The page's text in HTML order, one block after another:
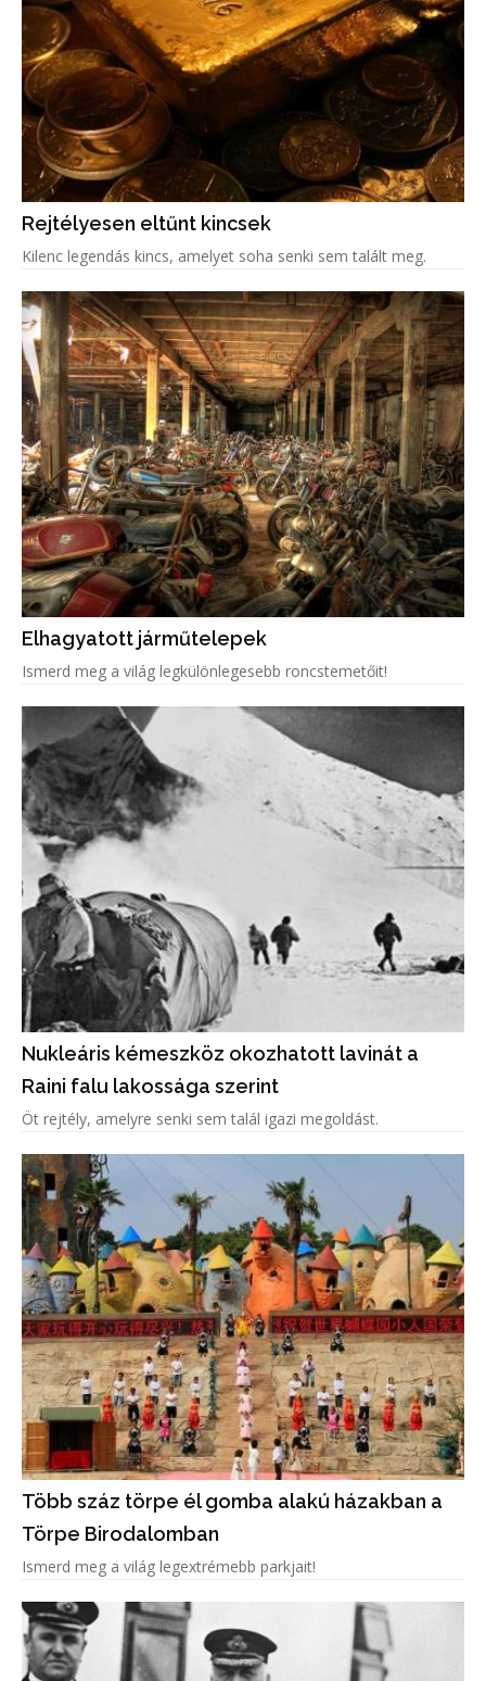
Rejtélyesen eltűnt kincsek
Kilenc legendás kincs, amelyet soha senki sem talált meg.
Elhagyatott járműtelepek
Ismerd meg a világ legkülönlegesebb roncstemetőit!
Nukleáris kémeszköz okozhatott lavinát a
Raini falu lakossága szerint
Öt rejtély, amelyre senki sem talál igazi megoldást.
Több száz törpe él gomba alakú házakban a
Törpe Birodalomban
Ismerd meg a világ legextrémebb parkjait!